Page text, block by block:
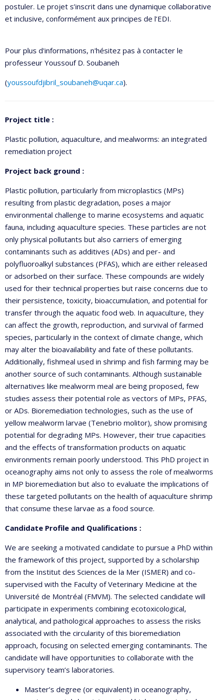
postuler. Le projet s’inscrit dans une dynamique collaborative
et inclusive, conformément aux principes de l’EDI.
Pour plus d'informations, n'hésitez pas à contacter le
professeur Youssouf D. Soubaneh
(youssoufdjibril_soubaneh@uqar.ca).
Project title :
Plastic pollution, aquaculture, and mealworms: an integrated
remediation project
Project back ground :
Plastic pollution, particularly from microplastics (MPs)
resulting from plastic degradation, poses a major
environmental challenge to marine ecosystems and aquatic
fauna, including aquaculture species. These particles are not
only physical pollutants but also carriers of emerging
contaminants such as additives (ADs) and per- and
polyfluoroalkyl substances (PFAS), which are either released
or adsorbed on their surface. These compounds are widely
used for their technical properties but raise concerns due to
their persistence, toxicity, bioaccumulation, and potential for
transfer through the aquatic food web. In aquaculture, they
can affect the growth, reproduction, and survival of farmed
species, particularly in the context of climate change, which
may alter the bioavailability and fate of these pollutants.
Additionally, fishmeal used in shrimp and fish farming may be
another source of such contaminants. Although sustainable
alternatives like mealworm meal are being proposed, few
studies assess their potential role as vectors of MPs, PFAS,
or ADs. Bioremediation technologies, such as the use of
yellow mealworm larvae (Tenebrio molitor), show promising
potential for degrading MPs. However, their true capacities
and the effects of transformation products on aquatic
environments remain poorly understood. This PhD project in
oceanography aims not only to assess the role of mealworms
in MP bioremediation but also to evaluate the implications of
these targeted pollutants on the health of aquaculture shrimp
that consume these larvae as a food source.
Candidate Profile and Qualifications :
We are seeking a motivated candidate to pursue a PhD within
the framework of this project, supported by a scholarship
from the Institut des Sciences de la Mer (ISMER) and co-
supervised with the Faculty of Veterinary Medicine at the
Université de Montréal (FMVM). The selected candidate will
participate in experiments combining ecotoxicological,
analytical, and pathological approaches to assess the risks
associated with the circularity of this bioremediation
approach, focusing on selected emerging contaminants. The
candidate will have opportunities to collaborate with the
supervisory team’s laboratories.
Master’s degree (or equivalent) in oceanography,